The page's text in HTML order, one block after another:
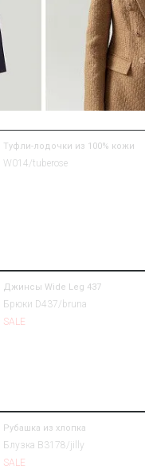
Туфли-лодочки из 100% кожи
W014/tuberose
Джинсы Wide Leg 437
Брюки D437/bruna
SALE
Рубашка из хлопка
Блузка B3178/jilly
SALE